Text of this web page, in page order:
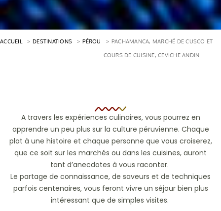
ACCUEIL DESTINATIONS PÉROU
PACHAMANCA, MARCHÉ DE CUSCO ET
COURS DE CUISINE, CEVICHE ANDIN
A travers les expériences culinaires, vous pourrez en
apprendre un peu plus sur la culture péruvienne. Chaque
plat à une histoire et chaque personne que vous croiserez,
que ce soit sur les marchés ou dans les cuisines, auront
tant d’anecdotes à vous raconter.
Le partage de connaissance, de saveurs et de techniques
parfois centenaires, vous feront vivre un séjour bien plus
intéressant que de simples visites.